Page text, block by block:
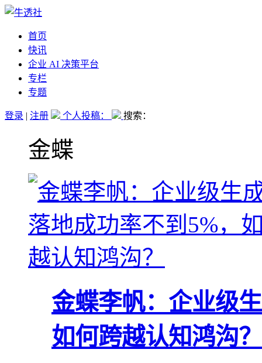
首页
快讯
企业 AI 决策平台
专栏
专题
登录 | 注册 个人投稿： 搜索：
金蝶
金蝶李帆：企业级
如何跨越认知鸿沟？